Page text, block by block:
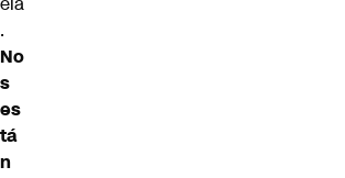
.
No
s
es
tá
n